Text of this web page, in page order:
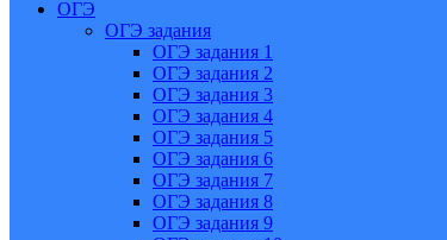
ОГЭ
ОГЭ задания
ОГЭ задания 1
ОГЭ задания 2
ОГЭ задания 3
ОГЭ задания 4
ОГЭ задания 5
ОГЭ задания 6
ОГЭ задания 7
ОГЭ задания 8
ОГЭ задания 9